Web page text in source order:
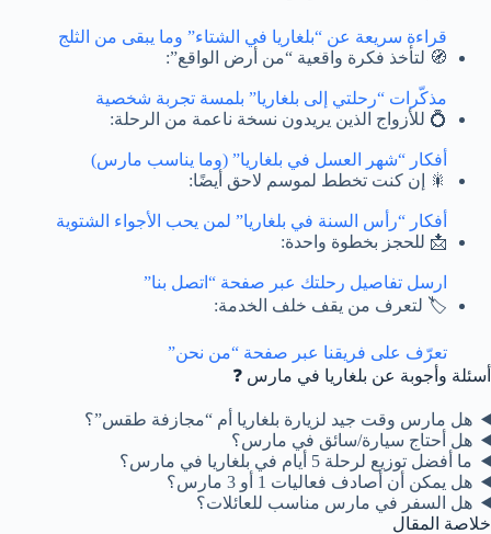
قراءة سريعة عن “بلغاريا في الشتاء” وما يبقى من الثلج
🧭 لتأخذ فكرة واقعية “من أرض الواقع”:
مذكّرات “رحلتي إلى بلغاريا” بلمسة تجربة شخصية
💍 للأزواج الذين يريدون نسخة ناعمة من الرحلة:
أفكار “شهر العسل في بلغاريا” (وما يناسب مارس)
🎇 إن كنت تخطط لموسم لاحق أيضًا:
أفكار “رأس السنة في بلغاريا” لمن يحب الأجواء الشتوية
📩 للحجز بخطوة واحدة:
ارسل تفاصيل رحلتك عبر صفحة “اتصل بنا”
🏷️ لتعرف من يقف خلف الخدمة:
تعرّف على فريقنا عبر صفحة “من نحن”
أسئلة وأجوبة عن بلغاريا في مارس ❓
هل مارس وقت جيد لزيارة بلغاريا أم “مجازفة طقس”؟
هل أحتاج سيارة/سائق في مارس؟
ما أفضل توزيع لرحلة 5 أيام في بلغاريا في مارس؟
هل يمكن أن أصادف فعاليات 1 أو 3 مارس؟
هل السفر في مارس مناسب للعائلات؟
خلاصة المقال